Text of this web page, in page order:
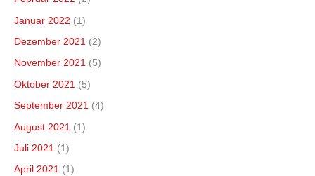
Januar 2022 (1)
Dezember 2021 (2)
November 2021 (5)
Oktober 2021 (5)
September 2021 (4)
August 2021 (1)
Juli 2021 (1)
April 2021 (1)